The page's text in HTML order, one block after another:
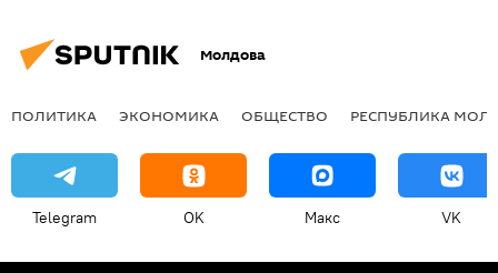
Молдова
ПОЛИТИКА ЭКОНОМИКА ОБЩЕСТВО РЕСПУБЛИКА
Telegram OK Макс VK